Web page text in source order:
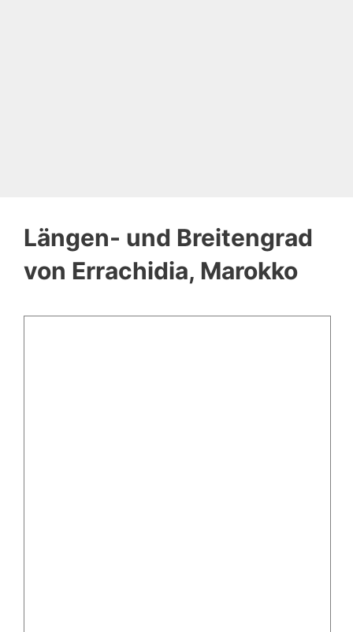
Längen- und Breitengrad
von Errachidia, Marokko